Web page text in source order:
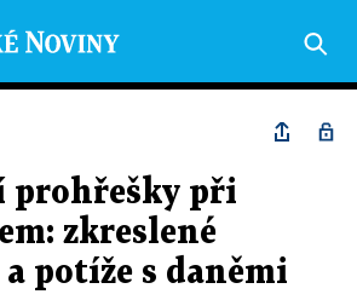
prohřešky při
zkreslené
potíže s daněmi